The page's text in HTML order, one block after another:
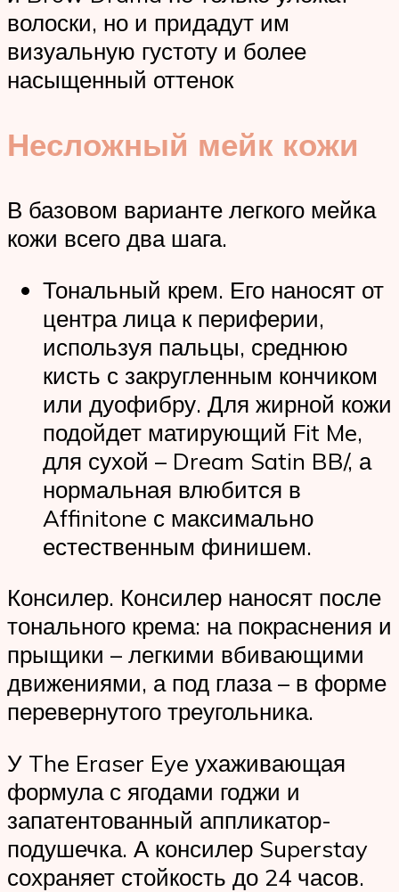
волоски, но и придадут им
визуальную густоту и более
насыщенный оттенок
Несложный мейк кожи
В базовом варианте легкого мейка
кожи всего два шага.
Тональный крем. Его наносят от
центра лица к периферии,
используя пальцы, среднюю
кисть с закругленным кончиком
или дуофибру. Для жирной кожи
подойдет матирующий Fit Me,
для сухой – Dream Satin BB/, а
нормальная влюбится в
Affinitone с максимально
естественным финишем.
Консилер. Консилер наносят после
тонального крема: на покраснения и
прыщики – легкими вбивающими
движениями, а под глаза – в форме
перевернутого треугольника.
У The Eraser Eye ухаживающая
формула с ягодами годжи и
запатентованный аппликатор-
подушечка. А консилер Superstay
сохраняет стойкость до 24 часов.